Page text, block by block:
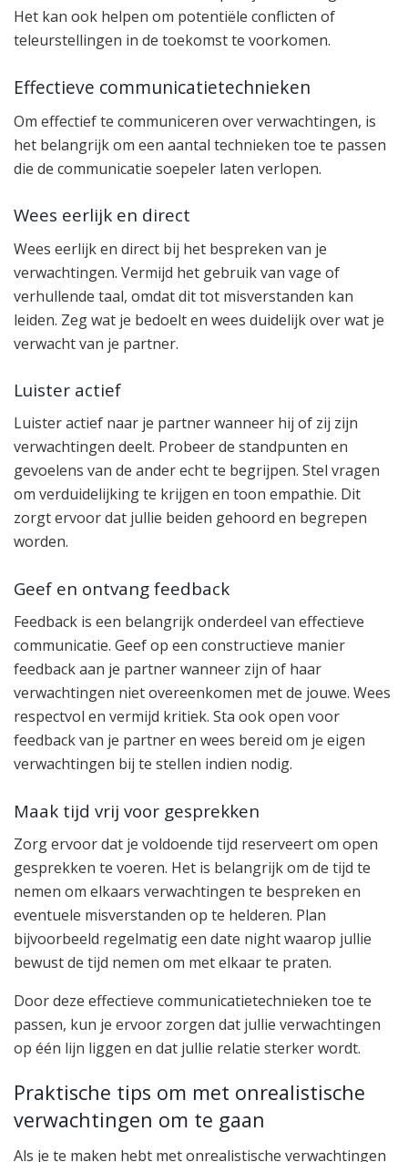
Het kan ook helpen om potentiële conflicten of
teleurstellingen in de toekomst te voorkomen.
Effectieve communicatietechnieken
Om effectief te communiceren over verwachtingen, is
het belangrijk om een aantal technieken toe te passen
die de communicatie soepeler laten verlopen.
Wees eerlijk en direct
Wees eerlijk en direct bij het bespreken van je
verwachtingen. Vermijd het gebruik van vage of
verhullende taal, omdat dit tot misverstanden kan
leiden. Zeg wat je bedoelt en wees duidelijk over wat je
verwacht van je partner.
Luister actief
Luister actief naar je partner wanneer hij of zij zijn
verwachtingen deelt. Probeer de standpunten en
gevoelens van de ander echt te begrijpen. Stel vragen
om verduidelijking te krijgen en toon empathie. Dit
zorgt ervoor dat jullie beiden gehoord en begrepen
worden.
Geef en ontvang feedback
Feedback is een belangrijk onderdeel van effectieve
communicatie. Geef op een constructieve manier
feedback aan je partner wanneer zijn of haar
verwachtingen niet overeenkomen met de jouwe. Wees
respectvol en vermijd kritiek. Sta ook open voor
feedback van je partner en wees bereid om je eigen
verwachtingen bij te stellen indien nodig.
Maak tijd vrij voor gesprekken
Zorg ervoor dat je voldoende tijd reserveert om open
gesprekken te voeren. Het is belangrijk om de tijd te
nemen om elkaars verwachtingen te bespreken en
eventuele misverstanden op te helderen. Plan
bijvoorbeeld regelmatig een date night waarop jullie
bewust de tijd nemen om met elkaar te praten.
Door deze effectieve communicatietechnieken toe te
passen, kun je ervoor zorgen dat jullie verwachtingen
op één lijn liggen en dat jullie relatie sterker wordt.
Praktische tips om met onrealistische
verwachtingen om te gaan
Als je te maken hebt met onrealistische verwachtingen